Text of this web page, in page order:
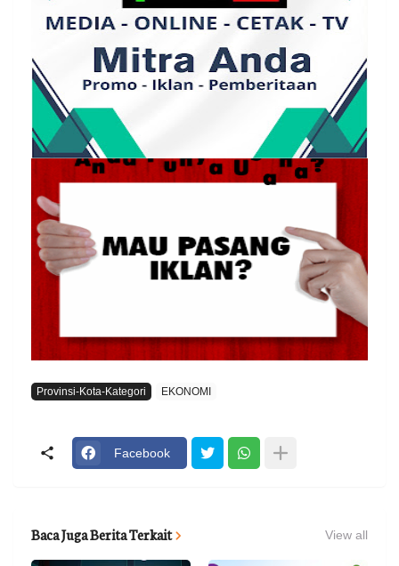
Provinsi-Kota-Kategori EKONOMI
Facebook
Baca Juga Berita Terkait View all